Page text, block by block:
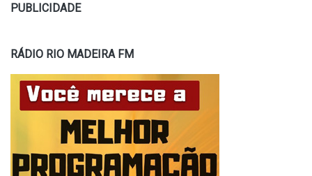
PUBLICIDADE
RÁDIO RIO MADEIRA FM